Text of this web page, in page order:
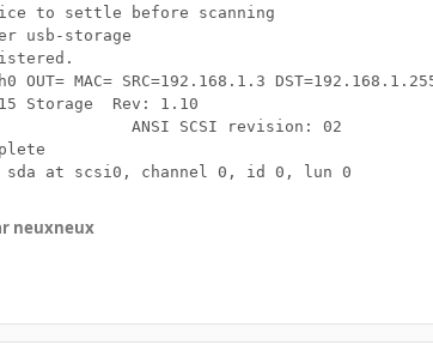
to settle before scanning
usb-storage
MAC= SRC=192.168.1.3 DST=192.168.1.255
neuxneux